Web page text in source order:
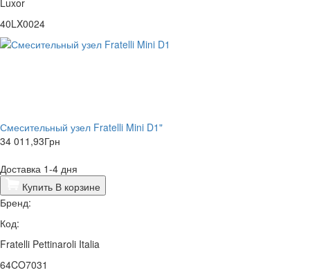
Luxor
40LX0024
Смесительный узел Fratelli Mini D1"
34 011,93Грн
Доставка 1-4 дня
Купить В корзине
Бренд:
Код:
Fratelli Pettinaroli Italia
64CO7031